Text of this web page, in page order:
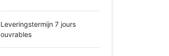
Leveringstermijn 7 jours
ouvrables